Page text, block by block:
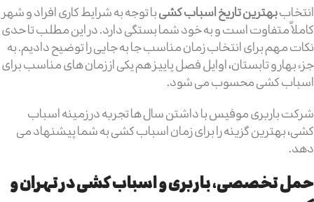
انتخاببهترین تاریخ اسباب کشیبا توجه به شرایط کاری افراد و شهر
کاملاً متفاوت است و به خود شما بستگی دارد. در این مطلب تا حدی
نکات مهم برای انتخاب زمان مناسب جا به جایی را توضیح دادیم. به
جزء بهار و تابستان، اوایل فصل پاییز هم یکی از زمان های مناسب برای
اسباب کشی محسوب می شود.
شرکت باربری موفیس با داشتن سال ها تجربه در زمینه اسباب
کشی، بهترین گزینه را برای زمان اسباب کشی به شما پیشنهاد می
دهد.
حمل تخصصی، باربری و اسباب کشی در تهران و